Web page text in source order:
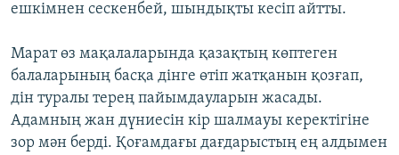
ешкімнен сескенбей, шындықты кесіп айтты.
Марат өз мақалаларында қазақтың көптеген
балаларының басқа дінге өтіп жатқанын қозғап,
дін туралы терең пайымдауларын жасады.
Адамның жан дүниесін кір шалмауы керектігіне
зор мән берді. Қоғамдағы дағдарыстың ең алдымен